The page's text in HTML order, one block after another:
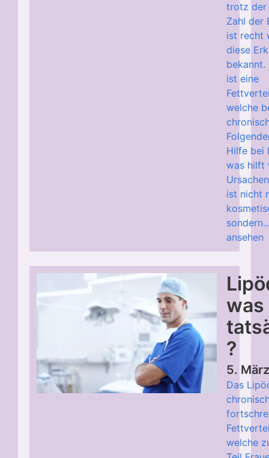
trotz der
Zahl der
ist recht
diese
bekannt.
ist eine
welche
Hilfe bei
was hilft
ist nicht
ansehen
?
5.
Das
welche